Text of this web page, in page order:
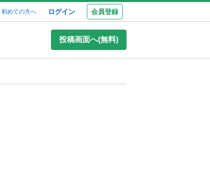
初めての方へ ログイン 会員登録
投稿画面へ(無料)